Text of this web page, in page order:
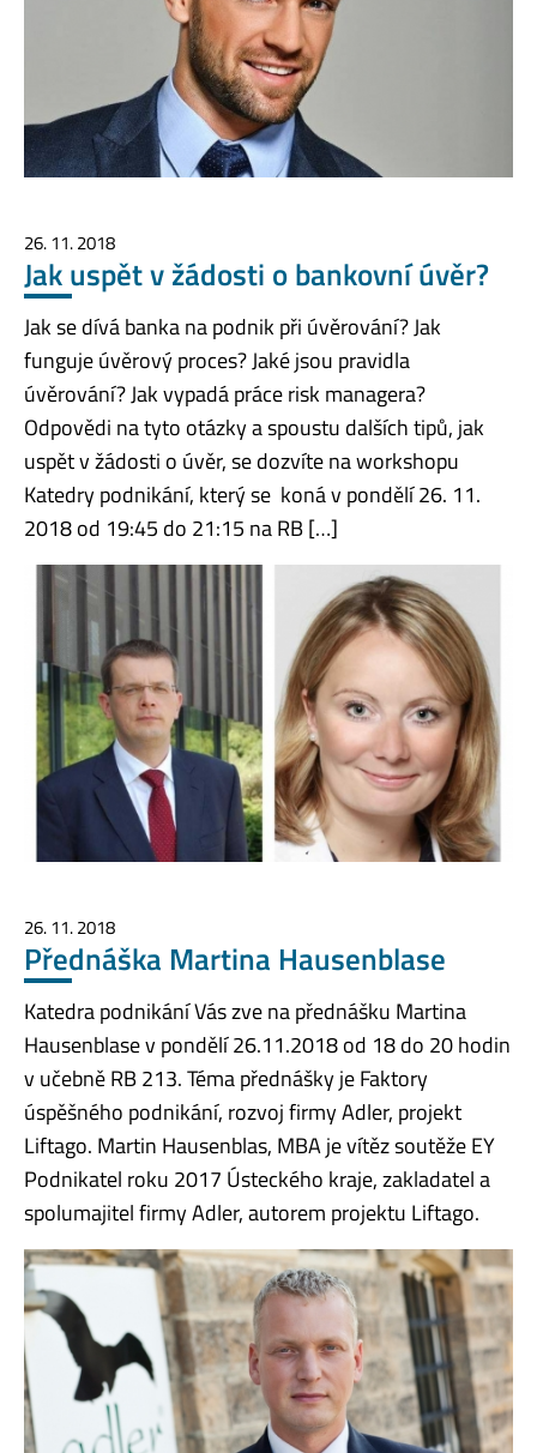
26. 11. 2018
Jak uspět v žádosti o bankovní úvěr?
Jak se dívá banka na podnik při úvěrování? Jak
funguje úvěrový proces? Jaké jsou pravidla
úvěrování? Jak vypadá práce risk managera?
Odpovědi na tyto otázky a spoustu dalších tipů, jak
uspět v žádosti o úvěr, se dozvíte na workshopu
Katedry podnikání, který se koná v pondělí 26. 11.
2018 od 19:45 do 21:15 na RB […]
26. 11. 2018
Přednáška Martina Hausenblase
Katedra podnikání Vás zve na přednášku Martina
Hausenblase v pondělí 26.11.2018 od 18 do 20 hodin
v učebně RB 213. Téma přednášky je Faktory
úspěšného podnikání, rozvoj firmy Adler, projekt
Liftago. Martin Hausenblas, MBA je vítěz soutěže EY
Podnikatel roku 2017 Ústeckého kraje, zakladatel a
spolumajitel firmy Adler, autorem projektu Liftago.